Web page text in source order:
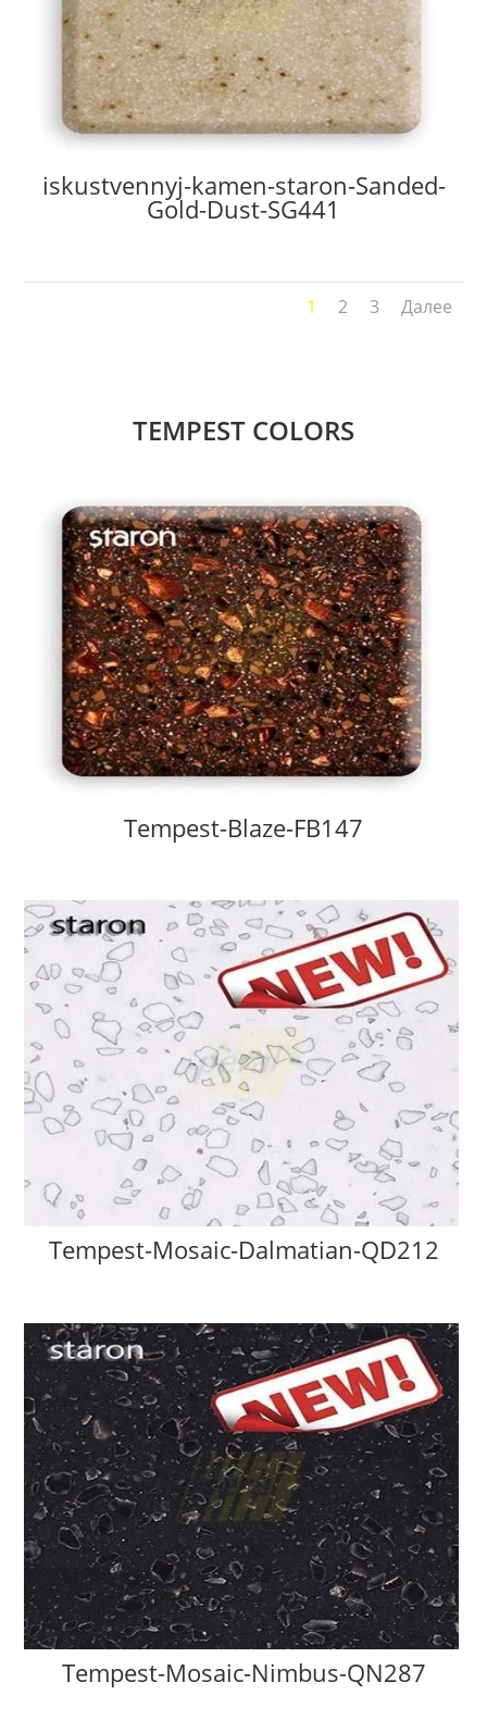
iskustvennyj-kamen-staron-Sanded-
Gold-Dust-SG441
1 2 3 Далее
TEMPEST COLORS
Tempest-Blaze-FB147
Tempest-Mosaic-Dalmatian-QD212
Tempest-Mosaic-Nimbus-QN287